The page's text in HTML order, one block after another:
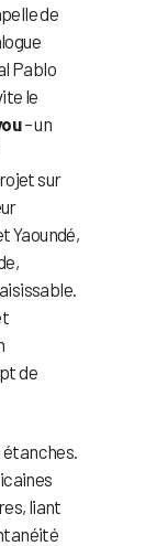
de
Pablo
le
– un
sur
Yaoundé,
de
liant